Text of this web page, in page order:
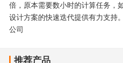
倍，原本需要数小时的计算任务，
设计方案的快速迭代提供有力支持
公司
推荐产品